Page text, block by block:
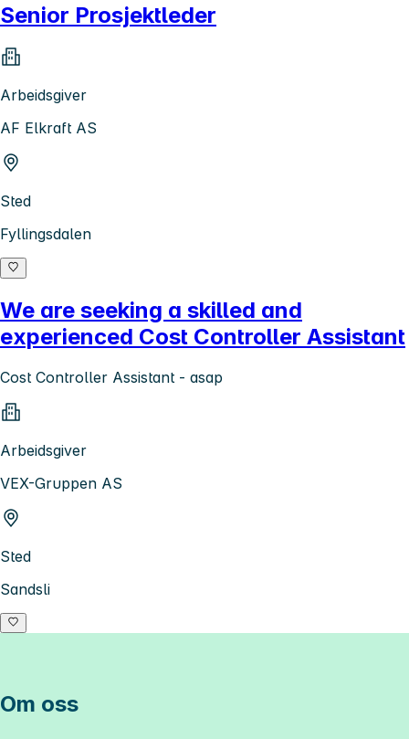
Senior Prosjektleder
Arbeidsgiver
AF Elkraft AS
Sted
Fyllingsdalen
We are seeking a skilled and
experienced Cost Controller Assistant
Cost Controller Assistant - asap
Arbeidsgiver
VEX-Gruppen AS
Sted
Sandsli
Om oss